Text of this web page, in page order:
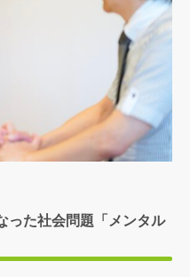
った社会問題「メンタル